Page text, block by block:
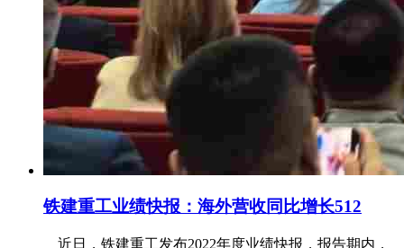
铁建重工业绩快报：海外营收同比增长512
近日，铁建重工发布2022年度业绩快报，报告期内，